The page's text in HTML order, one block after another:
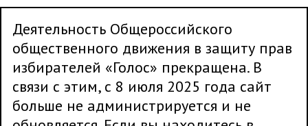
Деятельность Общероссийского
общественного движения в защиту прав
избирателей «Голос» прекращена. В
связи с этим, с 8 июля 2025 года сайт
больше не администрируется и не